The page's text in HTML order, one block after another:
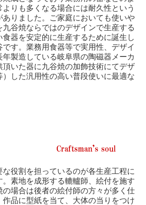
よりも多くなる場合には耐久性という
ありました。ご家庭においても使いや
谷焼ならではのデザインで生産する
食器を安定的に生産するために誕生し
す。業務用食器等で実用性、デザイ
年製造している岐阜県の陶磁器メーカ
頂いた器に九谷焼の加飾技術にてデザ
）した汎用性の高い普段使いに最適な
役割を担っているのが各生産工程に
素地を成形する轆轤師、絵付を施す
の場合は後者の絵付師の方々が多く仕
品に型紙を当て、大体の当りをつけ